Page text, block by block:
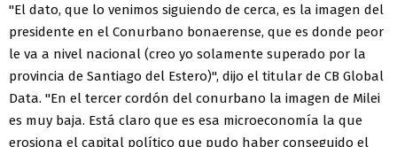
"El dato, que lo venimos siguiendo de cerca, es la imagen del
presidente en el Conurbano bonaerense, que es donde peor
le va a nivel nacional (creo yo solamente superado por la
provincia de Santiago del Estero)", dijo el titular de CB Global
Data. "En el tercer cordón del conurbano la imagen de Milei
es muy baja. Está claro que es esa microeconomía la que
erosiona el capital político que pudo haber conseguido el